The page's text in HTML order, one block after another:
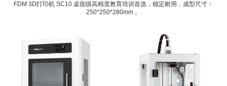
FDM 3D打印机 SC10 桌面级高精度教育培训首选，稳定耐用，成型尺寸：
250*250*280mm 。